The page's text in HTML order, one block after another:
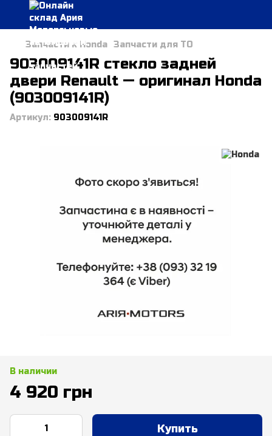
Запчасти к Honda Запчасти для ТО
903009141R стекло задней
двери Renault — оригинал Honda
(903009141R)
Артикул: 903009141R
В наличии
4 920 грн
Купить